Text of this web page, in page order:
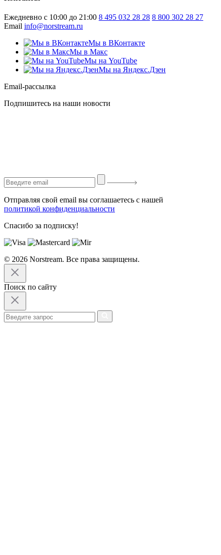
Ежедневно с 10:00 до 21:00 8 495 032 28 28 8 800 302 28 27
Email info@norstream.ru
Мы в ВКонтакте
Мы в Макс
Мы на YouTube
Мы на Яндекс.Дзен
Email-рассылка
Подпишитесь на наши новости
Отправляя свой email вы соглашаетесь с нашей
политикой конфиденциальности
Спасибо за подписку!
© 2026 Norstream. Все права защищены.
Поиск по сайту